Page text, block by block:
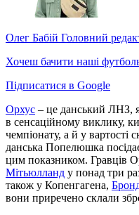
Олег Бабій Головний
Хочеш бачити наші
Підписатися в Google
Орхус – це данський ЛНЗ,
в сенсаційному виклику,
чемпіонату, а й у вартості
данська Попелюшка посідає
цим показником. Гравців
Мітьюлланд у понад три
також у Копенгагена,
вони приречено склали